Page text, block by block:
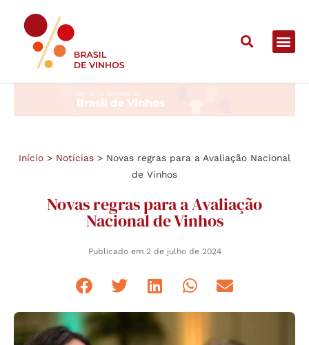
Início > Notícias > Novas regras para a Avaliação Nacional
de Vinhos
Novas regras para a Avaliação
Nacional de Vinhos
Publicado em 2 de julho de 2024